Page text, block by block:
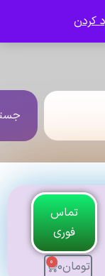
جستجو
تماس
فوری
0